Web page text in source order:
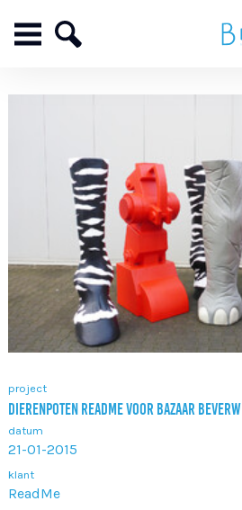
project
DIERENPOTEN README VOOR BAZAAR
datum
21-01-2015
klant
ReadMe